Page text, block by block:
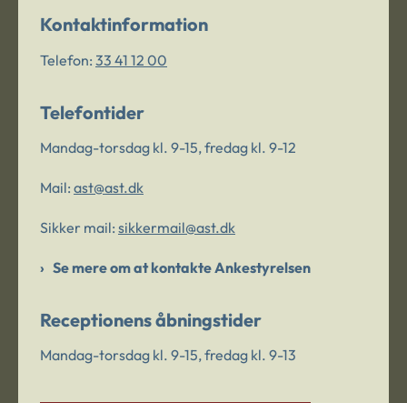
Kontaktinformation
Telefon: 33 41 12 00
Telefontider
Mandag-torsdag kl. 9-15, fredag kl. 9-12
Mail: ast@ast.dk
Sikker mail: sikkermail@ast.dk
Se mere om at kontakte Ankestyrelsen
Receptionens åbningstider
Mandag-torsdag kl. 9-15, fredag kl. 9-13